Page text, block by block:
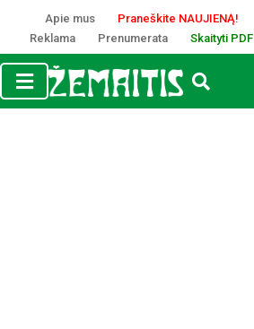
Apie mus
Praneškite NAUJIENĄ!
Reklama
Prenumerata Skaityti PDF